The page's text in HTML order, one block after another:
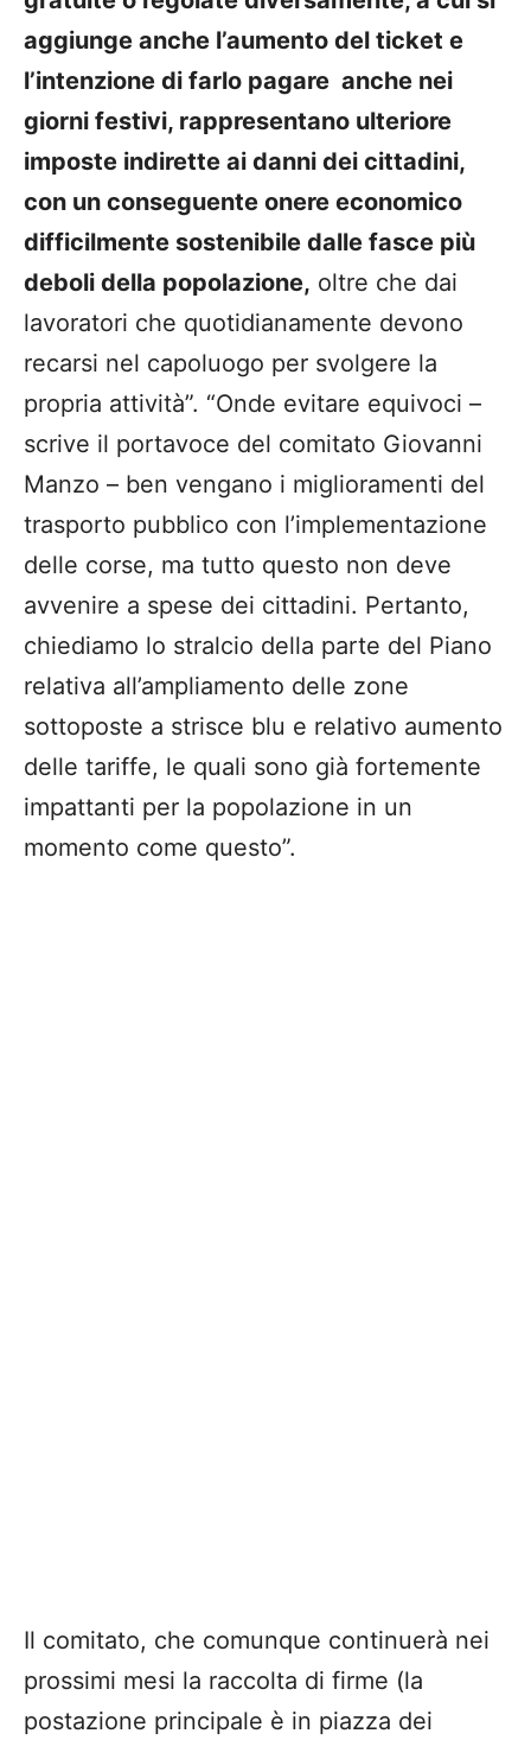
aggiunge anche l’aumento del ticket e
l’intenzione di farlo pagare anche nei
giorni festivi, rappresentano ulteriore
imposte indirette ai danni dei cittadini,
con un conseguente onere economico
difficilmente sostenibile dalle fasce più
deboli della popolazione, oltre che dai
lavoratori che quotidianamente devono
recarsi nel capoluogo per svolgere la
propria attività”. “Onde evitare equivoci –
scrive il portavoce del comitato Giovanni
Manzo – ben vengano i miglioramenti del
trasporto pubblico con l’implementazione
delle corse, ma tutto questo non deve
avvenire a spese dei cittadini. Pertanto,
chiediamo lo stralcio della parte del Piano
relativa all’ampliamento delle zone
sottoposte a strisce blu e relativo aumento
delle tariffe, le quali sono già fortemente
impattanti per la popolazione in un
momento come questo”.
Il comitato, che comunque continuerà nei
prossimi mesi la raccolta di firme (la
postazione principale è in piazza dei